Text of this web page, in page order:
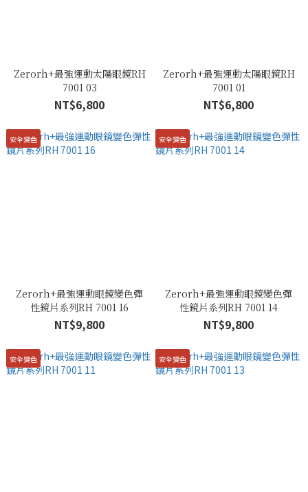
Zerorh+最強運動太陽眼鏡RH
7001 03
NT$6,800
Zerorh+最強運動太陽眼鏡RH
7001 01
NT$6,800
安全變色
Zerorh+最強運動眼鏡變色彈
性鏡片系列RH 7001 16
NT$9,800
安全變色
Zerorh+最強運動眼鏡變色彈
性鏡片系列RH 7001 14
NT$9,800
安全變色 安全變色